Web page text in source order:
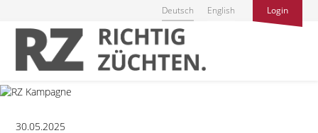
Deutsch English Login
30.05.2025